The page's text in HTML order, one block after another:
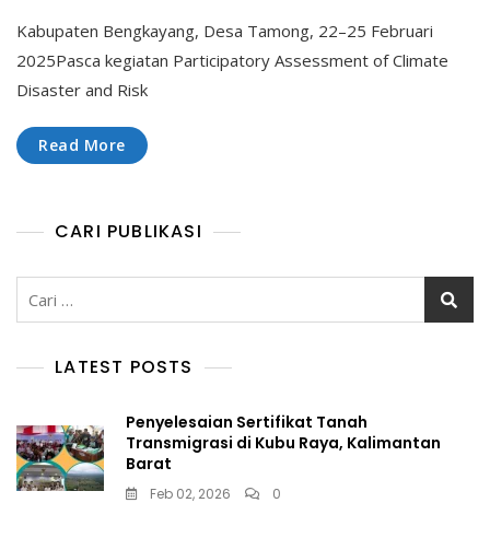
Kabupaten Bengkayang, Desa Tamong, 22–25 Februari
2025Pasca kegiatan Participatory Assessment of Climate
Disaster and Risk
Read More
CARI PUBLIKASI
LATEST POSTS
Penyelesaian Sertifikat Tanah
Transmigrasi di Kubu Raya, Kalimantan
Barat
Feb 02, 2026 0